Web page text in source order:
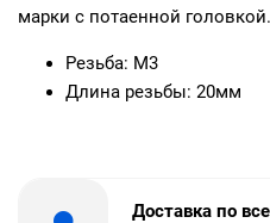
марки с потаенной
Резьба: М3
Длина резьбы: 20мм
Доставка по